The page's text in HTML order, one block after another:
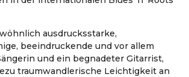
ausdrucksstarke,
beeindruckende und vor allem
und ein begnadeter Gitarrist,
traumwandlerische Leichtigkeit an